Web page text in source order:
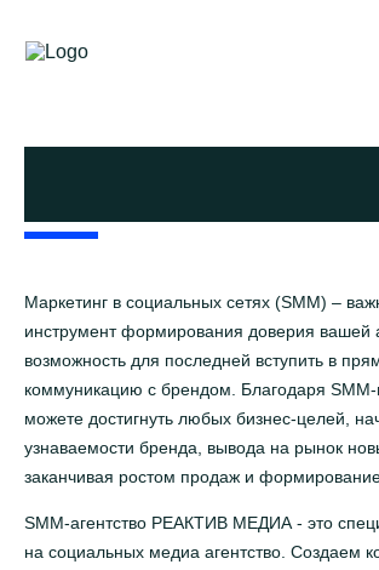
Маркетинг в социальных сетях (SMM) –
инструмент формирования доверия вашей
возможность для последней вступить в
коммуникацию с брендом. Благодаря
можете достигнуть любых бизнес-целей,
узнаваемости бренда, вывода на рынок
заканчивая ростом продаж и
SMM-агентство РЕАКТИВ МЕДИА - это
на социальных медиа агентство. Создаем